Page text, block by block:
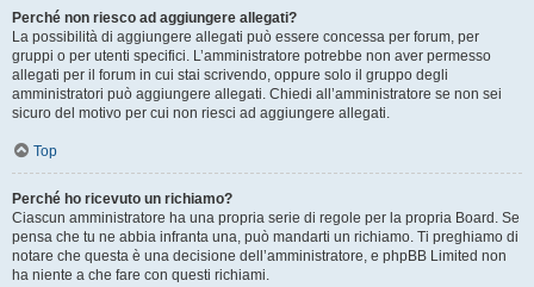
Perché non riesco ad aggiungere allegati?
La possibilità di aggiungere allegati può essere concessa per forum, per
gruppi o per utenti specifici. L’amministratore potrebbe non aver permesso
allegati per il forum in cui stai scrivendo, oppure solo il gruppo degli
amministratori può aggiungere allegati. Chiedi all’amministratore se non sei
sicuro del motivo per cui non riesci ad aggiungere allegati.
Top
Perché ho ricevuto un richiamo?
Ciascun amministratore ha una propria serie di regole per la propria Board. Se
pensa che tu ne abbia infranta una, può mandarti un richiamo. Ti preghiamo di
notare che questa è una decisione dell’amministratore, e phpBB Limited non
ha niente a che fare con questi richiami.